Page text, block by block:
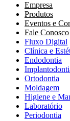
Empresa
Produtos
Eventos e
Fale Conosco
Fluxo Digital
Clínica e
Endodontia
Ortodontia
Moldagem
Higiene e
Laboratório
Periodontia